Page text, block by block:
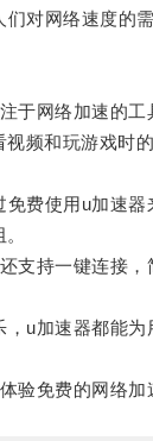
网络速度的需
网络加速的工
频和玩游戏时
费使用u加速器
持一键连接，
u加速器都能为
免费的网络加